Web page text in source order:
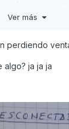
que alguna
por
Ver más
perdiendo
algo? ja ja ja